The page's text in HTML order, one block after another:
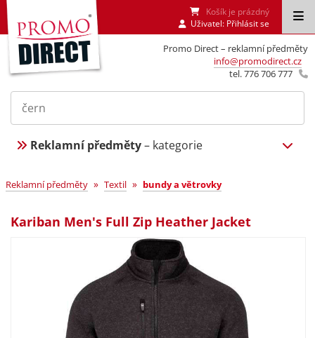
Promo Direct – reklamní předměty
info@promodirect.cz
tel. 776 706 777
Košík je prázdný
Uživatel: Přihlásit se
Reklamní předměty– kategorie
Reklamní předměty » Textil » bundy a větrovky
Kariban Men's Full Zip Heather Jacket